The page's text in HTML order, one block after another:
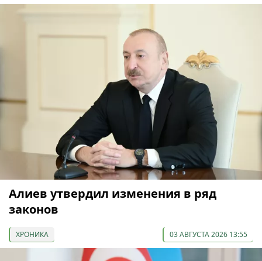
Алиев утвердил изменения в ряд
законов
ХРОНИКА 03 АВГУСТА 2026 13:55